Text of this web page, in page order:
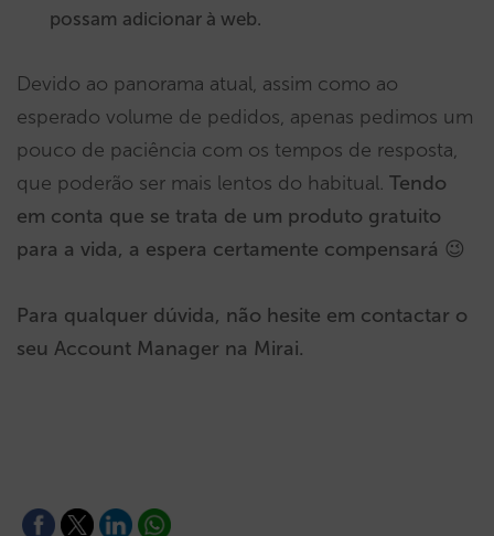
possam adicionar à web.
Devido ao panorama atual, assim como ao
esperado volume de pedidos, apenas pedimos um
pouco de paciência com os tempos de resposta,
que poderão ser mais lentos do habitual. Tendo
em conta que se trata de um produto gratuito
para a vida, a espera certamente compensará 😉
Para qualquer dúvida, não hesite em contactar o
seu Account Manager na Mirai.